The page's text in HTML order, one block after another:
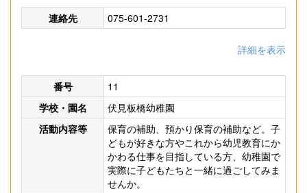
連絡先 075-601-2731
詳細を表示
番号
11
学校・園名
伏見板橋幼稚園
活動内容等
保育の補助、預かり保育の補助など。子
どもが好きな方やこれから幼児教育にか
かわる仕事を目指している方、幼稚園で
実際に子どもたちと一緒に過ごしてみま
せんか。